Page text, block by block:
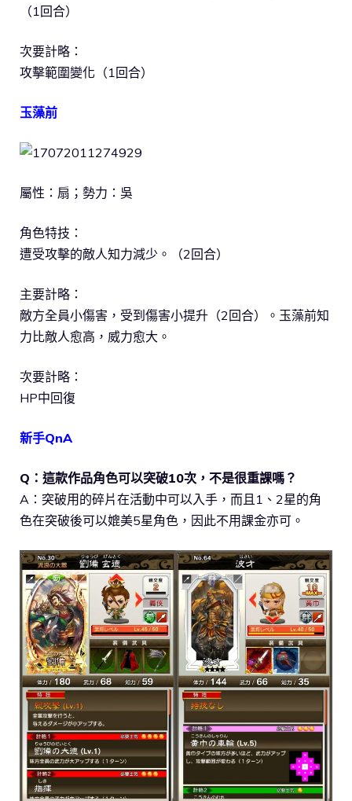
（1回合）
次要計略：
攻擊範圍變化（1回合）
玉藻前
屬性：扇；勢力：吳
角色特技：
遭受攻擊的敵人知力減少。（2回合）
主要計略：
敵方全員小傷害，受到傷害小提升（2回合）。玉藻前知
力比敵人愈高，威力愈大。
次要計略：
HP中回復
新手QnA
Q：這款作品角色可以突破10次，不是很重課嗎？
A：突破用的碎片在活動中可以入手，而且1、2星的角
色在突破後可以媲美5星角色，因此不用課金亦可。